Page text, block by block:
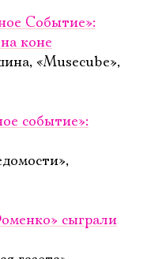
Событие»:
коне
«Musecube»,
событие»:
сыграли